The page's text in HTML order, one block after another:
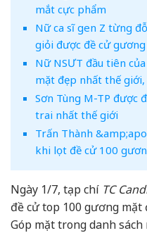
mắt cực phẩm
Nữ ca sĩ gen Z từng
giỏi được đề cử
Nữ NSƯT đầu tiên
mặt đẹp nhất thế
Sơn Tùng M-TP được
trai nhất thế giới
Trấn Thành
khi lọt đề cử 100
Ngày 1/7, tạp chí TC
đề cử top 100 gương
Góp mặt trong danh